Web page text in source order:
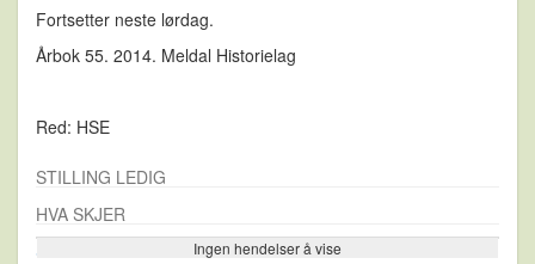
Fortsetter neste lørdag.
Årbok 55. 2014. Meldal Historielag
Red: HSE
STILLING LEDIG
HVA SKJER
Ingen hendelser å vise
Se flere…